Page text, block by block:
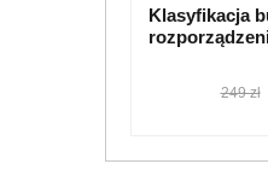
Klasyfikacja
249 zł